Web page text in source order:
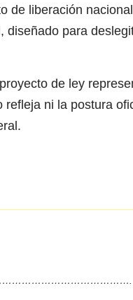
de liberación
diseñado para
de ley
ni la postura